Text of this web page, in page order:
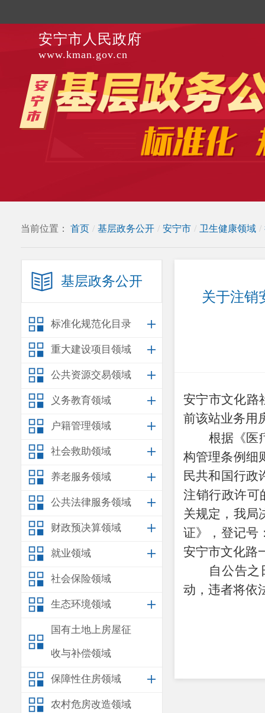
安宁市人民政府
www.kman.gov.cn
当前位置： 首页 / 基层政务公开 / 安宁市 / 卫生健康领域 /
基层政务公开
标准化规范化目录
重大建设项目领域
公共资源交易领域
义务教育领域
户籍管理领域
社会救助领域
养老服务领域
公共法律服务领域
财政预决算领域
就业领域
社会保险领域
生态环境领域
国有土地上房屋征
收与补偿领域
保障性住房领域
农村危房改造领域
关于注销
安宁市文化路
前该站业务用
根据《医
构管理条例细
民共和国行政
注销行政许可
关规定，我局
证》
， 登记号
安宁市文化路
自公告
动，违者将依